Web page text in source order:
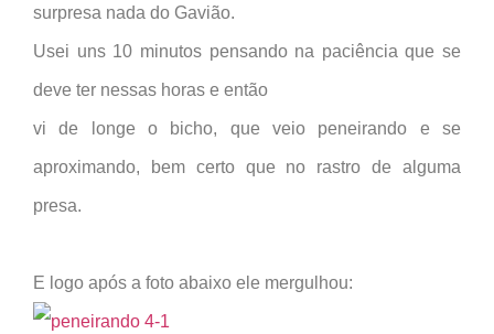
surpresa nada do Gavião.
Usei uns 10 minutos pensando na paciência que se
deve ter nessas horas e então
vi de longe o bicho, que veio peneirando e se
aproximando, bem certo que no rastro de alguma
presa.
E logo após a foto abaixo ele mergulhou: